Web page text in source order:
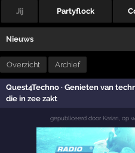
Jij Partyflock
Nieuws
Overzicht Archief
Quest4Techno · Genieten van
die in zee zakt
gepubliceerd door Karian op